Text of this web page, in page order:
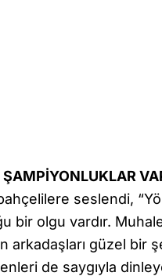
seslendi,
bir olgu vardır.
arkadaşları güzel bir
de saygıyla